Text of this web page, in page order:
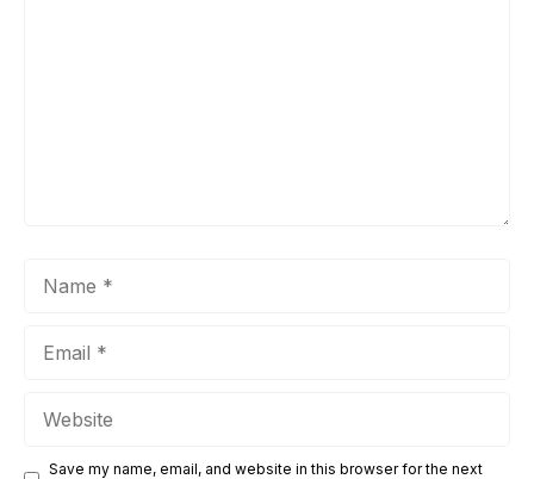
Save my name, email, and website in this browser for the next